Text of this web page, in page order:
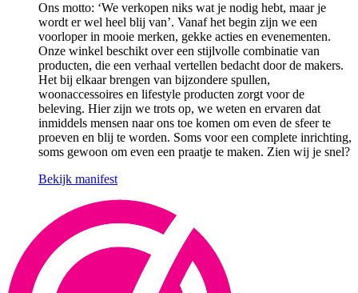
Ons motto: ‘We verkopen niks wat je nodig hebt, maar je
wordt er wel heel blij van’. Vanaf het begin zijn we een
voorloper in mooie merken, gekke acties en evenementen.
Onze winkel beschikt over een stijlvolle combinatie van
producten, die een verhaal vertellen bedacht door de makers.
Het bij elkaar brengen van bijzondere spullen,
woonaccessoires en lifestyle producten zorgt voor de
beleving. Hier zijn we trots op, we weten en ervaren dat
inmiddels mensen naar ons toe komen om even de sfeer te
proeven en blij te worden. Soms voor een complete inrichting,
soms gewoon om even een praatje te maken. Zien wij je snel?
Bekijk manifest